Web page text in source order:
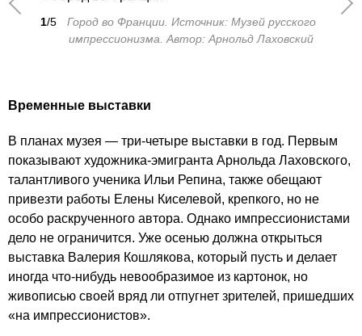
1/5
Город во Франции. Источник: Музей русского
импрессионизма. Автор: Арнольд Лаховский
Временные выставки
В планах музея — три-четыре выставки в год. Первым
показывают художника-эмигранта Арнольда Лаховского,
талантливого ученика Ильи Репина, также обещают
привезти работы Елены Киселевой, крепкого, но не
особо раскрученного автора. Однако импрессионистами
дело не ограничится. Уже осенью должна открыться
выставка Валерия Кошлякова, который пусть и делает
иногда что-нибудь невообразимое из картонок, но
живописью своей вряд ли отпугнет зрителей, пришедших
«на импрессионистов».